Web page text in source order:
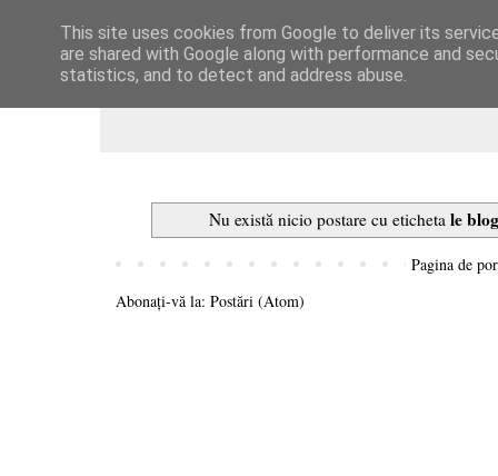
Dulcegarii culinare
Nu există nicio postare cu eticheta le
Pagina de
Abonați-vă la: Postări (Atom)
This site uses cookies from Google to deliver its
are shared with Google along with performance and
statistics, and to detect and address abuse.